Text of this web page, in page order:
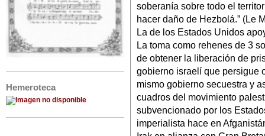
Hemeroteca
soberanía sobre todo el
hacer daño de Hezbolá.” (Le
La de los Estados Unidos
La toma como rehenes de 3
de obtener la liberación de
gobierno israelí que persigue
mismo gobierno secuestra y
cuadros del movimiento
subvencionado por los
imperialista hace en